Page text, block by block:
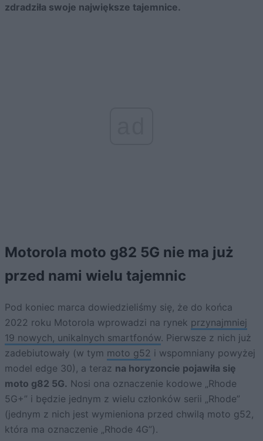
zdradziła swoje największe tajemnice.
Motorola moto g82 5G nie ma już
przed nami wielu tajemnic
Pod koniec marca dowiedzieliśmy się, że do końca
2022 roku Motorola wprowadzi na rynek przynajmniej
19 nowych, unikalnych smartfonów. Pierwsze z nich już
zadebiutowały (w tym moto g52 i wspomniany powyżej
model edge 30), a teraz na horyzoncie pojawiła się
moto g82 5G. Nosi ona oznaczenie kodowe „Rhode
5G+” i będzie jednym z wielu członków serii „Rhode”
(jednym z nich jest wymieniona przed chwilą moto g52,
która ma oznaczenie „Rhode 4G”).